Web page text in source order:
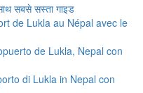
सबसे सस्ता गाइड
de Lukla au Népal avec le
de Lukla, Nepal con
di Lukla in Nepal con